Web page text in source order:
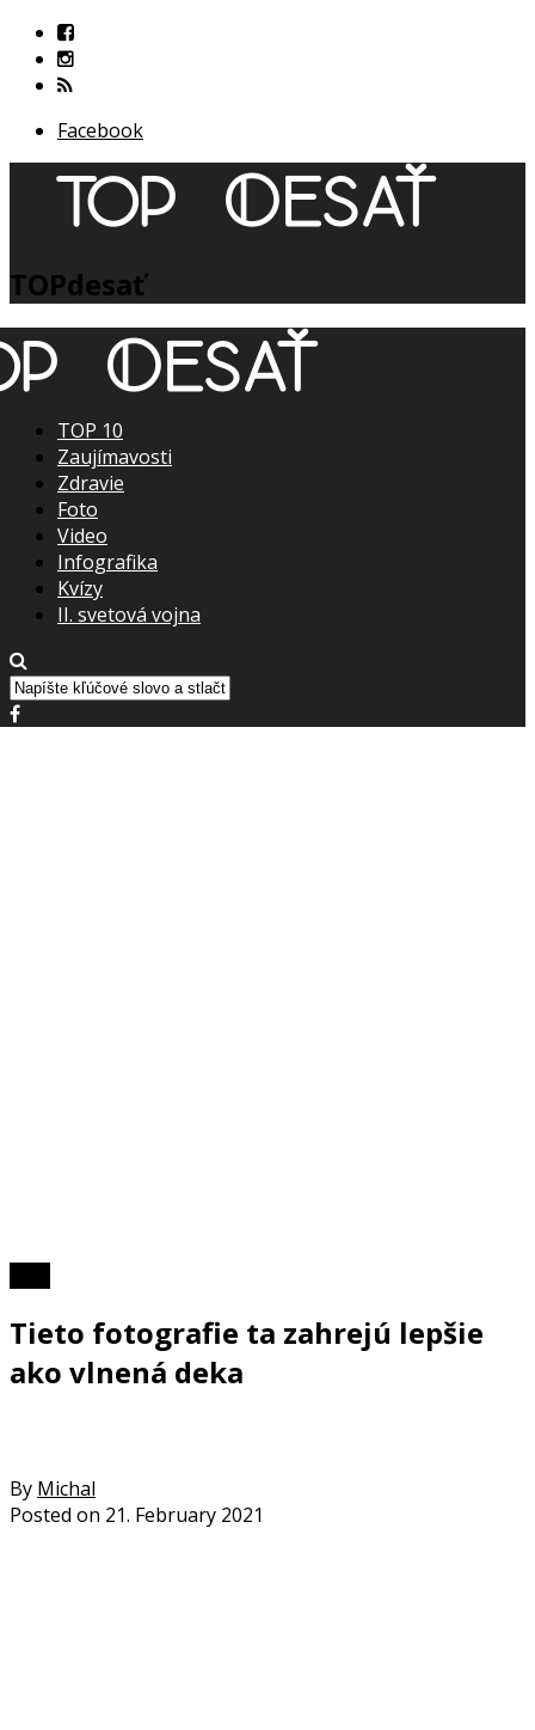
Facebook
TOPdesať
TOP 10
Zaujímavosti
Zdravie
Foto
Video
Infografika
Kvízy
II. svetová vojna
Tieto fotografie ta zahrejú lepšie
ako vlnená deka
By Michal
Posted on 21. February 2021